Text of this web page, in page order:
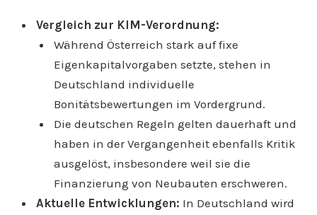
Vergleich zur KIM-Verordnung:
Während Österreich stark auf fixe
Eigenkapitalvorgaben setzte, stehen in
Deutschland individuelle
Bonitätsbewertungen im Vordergrund.
Die deutschen Regeln gelten dauerhaft und
haben in der Vergangenheit ebenfalls Kritik
ausgelöst, insbesondere weil sie die
Finanzierung von Neubauten erschweren.
Aktuelle Entwicklungen: In Deutschland wird